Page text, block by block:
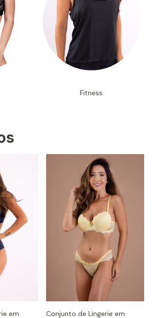
Fitness
em
Conjunto de Lingerie em